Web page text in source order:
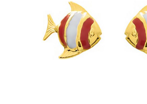
S'IDENTIFIER
MON COMPTE